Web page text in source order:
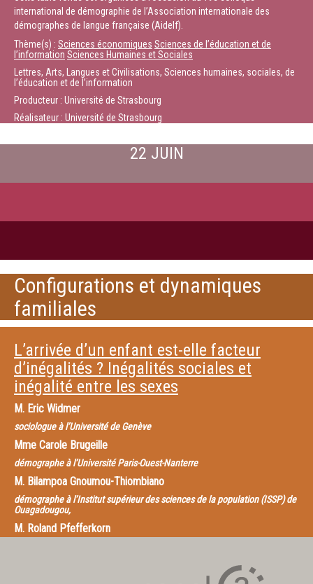
international de démographie de l’Association internationale des
démographes de langue française (Aidelf).
Thème(s) : Sciences économiques Sciences de l’éducation et de
l’information Sciences Humaines et Sociales
Lettres, Arts, Langues et Civilisations, Sciences humaines, sociales, de
l’éducation et de l’information
Producteur : Université de Strasbourg
Réalisateur : Université de Strasbourg
22 JUIN
Configurations et dynamiques
familiales
L’arrivée d’un enfant est-elle facteur
d’inégalités ? Inégalités sociales et
inégalité entre les sexes
M. Eric Widmer
sociologue à l’Université de Genève
Mme Carole Brugeille
démographe à l’Université Paris-Ouest-Nanterre
M. Bilampoa Gnoumou-Thiombiano
démographe à l’Institut supérieur des sciences de la population (ISSP) de
Ouagadougou,
M. Roland Pfefferkorn